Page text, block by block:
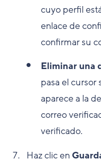
cuyo perfil
enlace de
confirmar su
Eliminar una
pasa el cursor
aparece a la
correo
verificado.
Haz clic en